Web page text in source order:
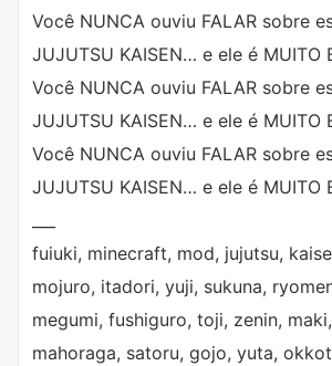
Você NUNCA ouviu FALAR sobre
JUJUTSU KAISEN… e ele é MUITO
Você NUNCA ouviu FALAR sobre
JUJUTSU KAISEN… e ele é MUITO
Você NUNCA ouviu FALAR sobre
JUJUTSU KAISEN… e ele é MUITO
fuiuki, minecraft, mod, jujutsu,
mojuro, itadori, yuji, sukuna,
megumi, fushiguro, toji, zenin,
mahoraga, satoru, gojo, yuta,